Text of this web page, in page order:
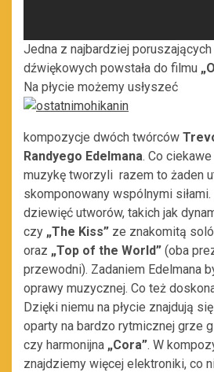
Jedna z najbardziej
dźwiękowych powstała do filmu
Na płycie możemy usłyszeć
kompozycje dwóch twórców
Randyego Edelmana. Co
muzykę tworzyli razem to żaden
skomponowany wspólnymi siłami.
dziewięć utworów, takich jak
czy „The Kiss” ze znakomitą
oraz „Top of the World” (oba
przewodni). Zadaniem Edelmana
oprawy muzycznej. Co też
Dzięki niemu na płycie znajdują
oparty na bardzo rytmicznej grze
czy harmonijna „Cora”. W
znajdziemy więcej elektroniki, co